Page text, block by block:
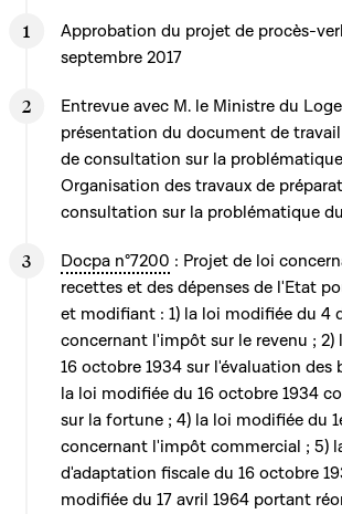
Approbation du projet de procès-
septembre 2017
Entrevue avec M. le Ministre du
présentation du document de
de consultation sur la
Organisation des travaux de
consultation sur la problématique
Docpa n°7200 : Projet de loi
recettes et des dépenses de l'Etat
et modifiant : 1) la loi modifiée du 4
concernant l'impôt sur le revenu ; 2)
16 octobre 1934 sur l'évaluation des
la loi modifiée du 16 octobre 1934
sur la fortune ; 4) la loi modifiée du
concernant l'impôt commercial ; 5)
d'adaptation fiscale du 16 octobre
modifiée du 17 avril 1964 portant